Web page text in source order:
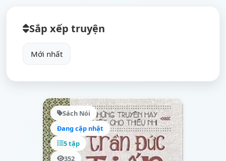
Sắp xếp truyện
Sách Nói
Đang cập nhật
5 tập
352